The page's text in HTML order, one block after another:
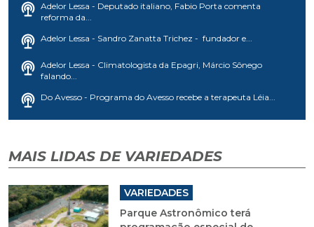
Adelor Lessa - Deputado italiano, Fabio Porta comenta
reforma da...
Adelor Lessa - Sandro Zanatta Trichez - fundador e...
Adelor Lessa - Climatologista da Epagri, Márcio Sônego
falando...
Do Avesso - Programa do Avesso recebe a terapeuta Léia...
MAIS LIDAS DE VARIEDADES
VARIEDADES
Parque Astronômico terá